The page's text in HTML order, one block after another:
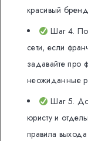
красивый
Шаг 4.
сети, если
задавайте про
неожиданные
Шаг 5. До
юристу и
правила